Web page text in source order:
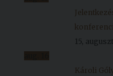
15,
Károli